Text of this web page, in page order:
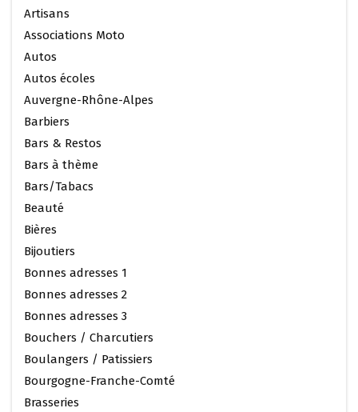
Artisans
Associations Moto
Autos
Autos écoles
Auvergne-Rhône-Alpes
Barbiers
Bars & Restos
Bars à thème
Bars/Tabacs
Beauté
Bières
Bijoutiers
Bonnes adresses 1
Bonnes adresses 2
Bonnes adresses 3
Bouchers / Charcutiers
Boulangers / Patissiers
Bourgogne-Franche-Comté
Brasseries